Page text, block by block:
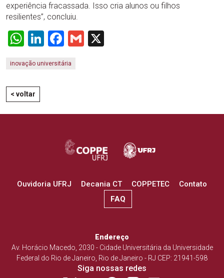
experiência fracassada. Isso cria alunos ou filhos
resilientes”, concluiu.
WhatsApp
LinkedIn
Facebook
Gmail
inovação universitária
< voltar
Ouvidoria UFRJ Decania CT COPPETEC
Contato
FAQ
Endereço
Av. Horácio Macedo, 2030 - Cidade Universitária da Universidade
Federal do Rio de Janeiro, Rio de Janeiro - RJ CEP: 21941-598
Siga nossas redes